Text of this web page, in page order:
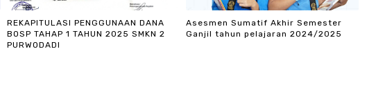
REKAPITULASI PENGGUNAAN DANA
BOSP TAHAP 1 TAHUN 2025 SMKN 2
PURWODADI
Asesmen Sumatif Akhir Semester
Ganjil tahun pelajaran 2024/2025